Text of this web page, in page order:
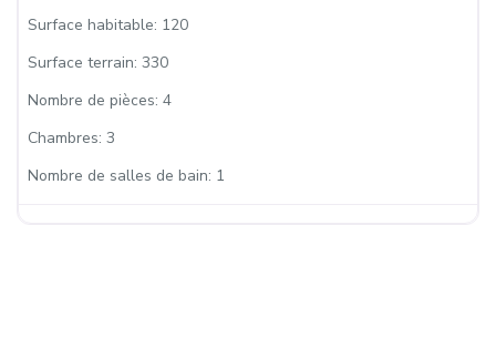
Surface habitable: 120
Surface terrain: 330
Nombre de pièces: 4
Chambres: 3
Nombre de salles de bain: 1